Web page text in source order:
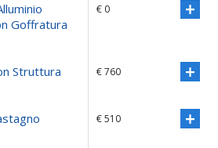
Goffratura
€ 0
Struttura
€ 760
€ 510